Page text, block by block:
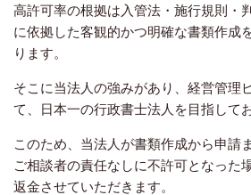
高許可率の根拠は入管法・施行規則・
に依拠した客観的かつ明確な書類作成
ります。
そこに当法人の強みがあり、経営管理
て、日本一の行政書士法人を目指して
このため、当法人が書類作成から申請
ご相談者の責任なしに不許可となった
返金させていただきます。